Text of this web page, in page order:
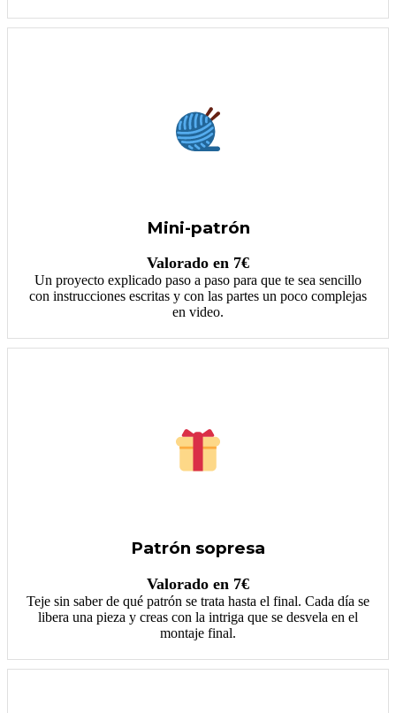
Mini-patrón
Valorado en 7€
Un proyecto explicado paso a paso para que te sea sencillo
con instrucciones escritas y con las partes un poco complejas
en video.
Patrón sopresa
Valorado en 7€
Teje sin saber de qué patrón se trata hasta el final. Cada día se
libera una pieza y creas con la intriga que se desvela en el
montaje final.